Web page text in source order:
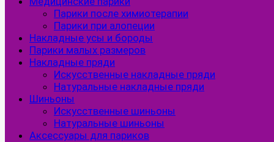
Парики после химиотерапии
Парики при алопеции
Накладные усы и бороды
Парики малых размеров
Накладные пряди
Искусственные накладные пряди
Натуральные накладные пряди
Шиньоны
Искусственные шиньоны
Натуральные шиньоны
Аксессуары для париков